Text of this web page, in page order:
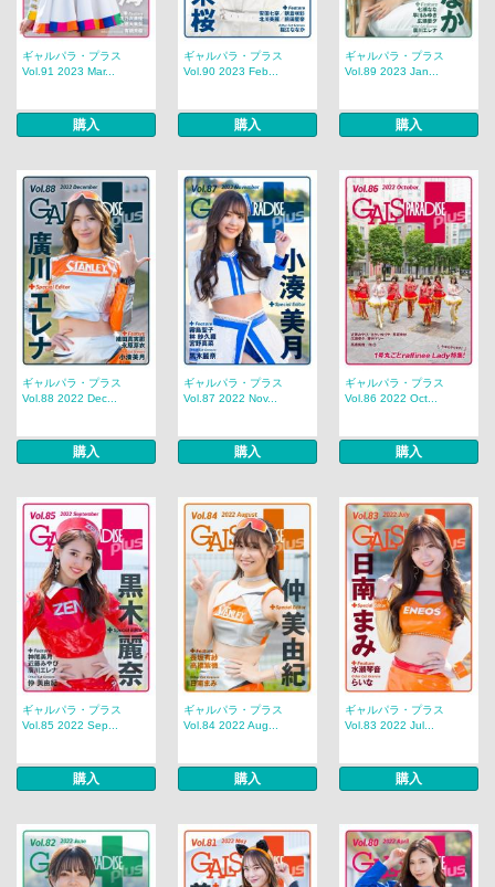
ギャルパラ・プラス
Vol.91 2023 Mar...
購入
ギャルパラ・プラス
Vol.90 2023 Feb...
購入
ギャルパラ・プラス
Vol.89 2023 Jan...
購入
ギャルパラ・プラス
Vol.88 2022 Dec...
購入
ギャルパラ・プラス
Vol.87 2022 Nov...
購入
ギャルパラ・プラス
Vol.86 2022 Oct...
購入
ギャルパラ・プラス
Vol.85 2022 Sep...
購入
ギャルパラ・プラス
Vol.84 2022 Aug...
購入
ギャルパラ・プラス
Vol.83 2022 Jul...
購入